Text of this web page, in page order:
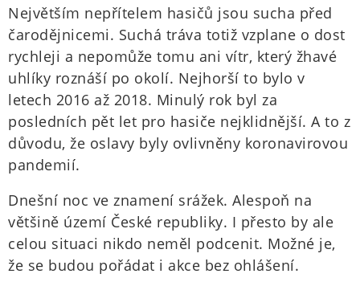
Největším nepřítelem hasičů jsou sucha před
čarodějnicemi. Suchá tráva totiž vzplane o dost
rychleji a nepomůže tomu ani vítr, který žhavé
uhlíky roznáší po okolí. Nejhorší to bylo v
letech 2016 až 2018. Minulý rok byl za
posledních pět let pro hasiče nejklidnější. A to z
důvodu, že oslavy byly ovlivněny koronavirovou
pandemií.
Dnešní noc ve znamení srážek. Alespoň na
většině území České republiky. I přesto by ale
celou situaci nikdo neměl podcenit. Možné je,
že se budou pořádat i akce bez ohlášení.